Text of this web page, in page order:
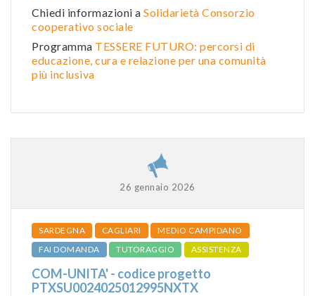
Chiedi informazioni a Solidarietà Consorzio
cooperativo sociale
Programma TESSERE FUTURO: percorsi di
educazione, cura e relazione per una comunità
più inclusiva
26 gennaio 2026
SARDEGNA CAGLIARI
MEDIO CAMPIDANO
FAI DOMANDA
TUTORAGGIO ASSISTENZA
COM-UNITA' - codice progetto
PTXSU0024025012995NXTX